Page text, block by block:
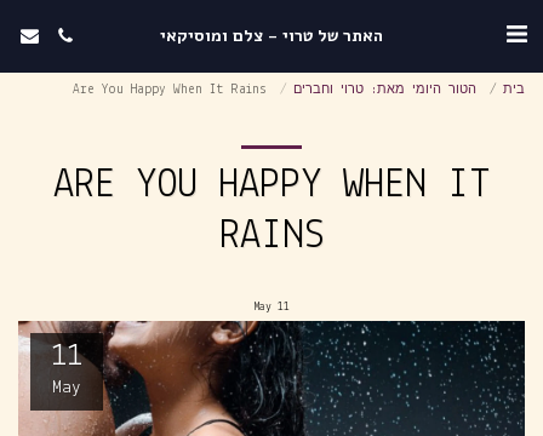
האתר של טרוי - צלם ומוסיקאי
בית הטור היומי מאת: טרוי וחברים Are You Happy When It Rains
ARE YOU HAPPY WHEN IT
RAINS
11
May
11
May